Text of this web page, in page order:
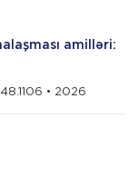
amilləri:
• 2026